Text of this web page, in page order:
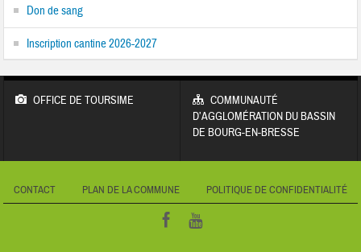
Don de sang
Inscription cantine 2026-2027
OFFICE DE TOURSIME
COMMUNAUTÉ
D’AGGLOMÉRATION DU BASSIN
DE BOURG-EN-BRESSE
CONTACT PLAN DE LA COMMUNE POLITIQUE DE CONFIDENTIALITÉ